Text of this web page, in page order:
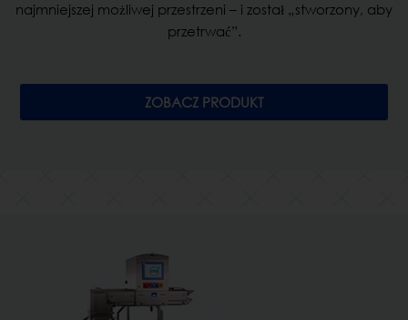
najmniejszej możliwej przestrzeni – i został „stworzony, aby
przetrwać”.
ZOBACZ PRODUKT